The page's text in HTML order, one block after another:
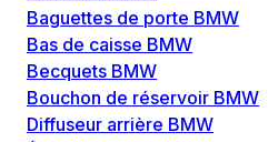
Baguettes de porte BMW
Bas de caisse BMW
Becquets BMW
Bouchon de réservoir BMW
Diffuseur arrière BMW